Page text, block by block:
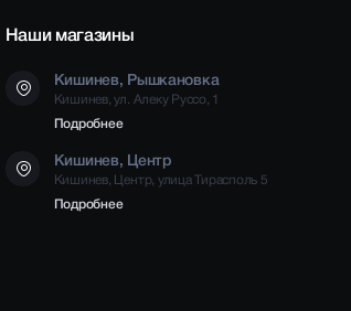
Наши магазины
Кишинев, Рышкановка
Кишинев, ул. Алеку Руссо, 1
Подробнее
Кишинев, Центр
Кишинев, Центр, улица Тирасполь 5
Подробнее